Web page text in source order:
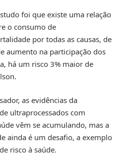
foi que existe uma relação
o consumo de
por todas as causas, de
aumento na participação dos
há um risco 3% maior de
as evidências da
ultraprocessados com
vêm se acumulando, mas a
ainda é um desafio, a exemplo
risco à saúde.